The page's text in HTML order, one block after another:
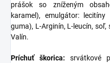
prášok so zníženým
karamel), emulgátor:
guma), L-Arginín, L-leucín,
Valín.
Príchuť škorica: srvátkové